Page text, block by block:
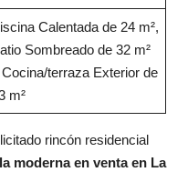
Calentada de 24 m²,
Sombreado de 32 m²
terraza Exterior de
m²
rincón residencial
moderna en venta en La